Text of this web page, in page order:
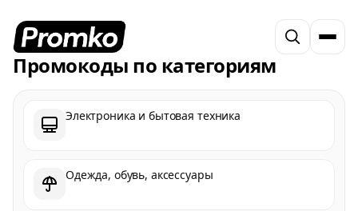
Промокоды по категориям
Электроника и бытовая техника
Одежда, обувь, аксессуары